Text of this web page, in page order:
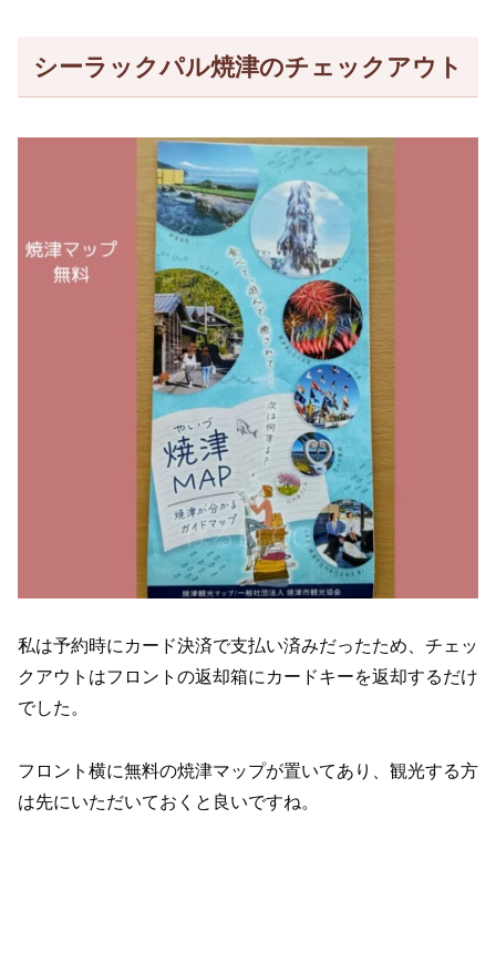
シーラックパル焼津のチェックアウト
私は予約時にカード決済で支払い済みだったため、チェッ
クアウトはフロントの返却箱にカードキーを返却するだけ
でした。
フロント横に無料の焼津マップが置いてあり、観光する方
は先にいただいておくと良いですね。